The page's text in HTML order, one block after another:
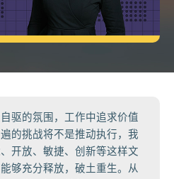
驱的氛围，工作中追求价值
的挑战将不是推动执行，我
开放、敏捷、创新等这样文
够充分释放，破土重生。从